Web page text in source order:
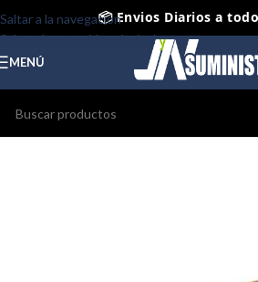
Saltar a la navegación
Saltar al contenido principal
📦 Envios Diarios a
🤝 Pago contra entrega
⭐ Productos Originales
MENÚ